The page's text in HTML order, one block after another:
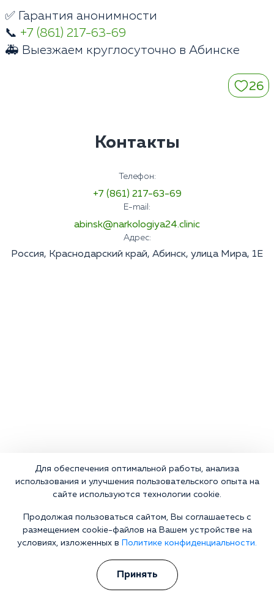
✅ Гарантия анонимности
📞 +7 (861) 217-63-69
🚑 Выезжаем круглосуточно в Абинске
26
Контакты
Телефон:
+7 (861) 217-63-69
E-mail:
abinsk@narkologiya24.clinic
Адрес:
Россия, Краснодарский край, Абинск, улица Мира, 1Е
Что делать сейчас?
Мы знаем всю глубину проблемы и знаем, как Вам помочь.
Консультанты программы сами в прошлом преодолели
Для обеспечения оптимальной работы, анализа
использования и улучшения пользовательского опыта на
сайте используются технологии cookie.
Продолжая пользоваться сайтом, Вы соглашаетесь с
размещением cookie-файлов на Вашем устройстве на
условиях, изложенных в
Политике конфиденциальности.
Принять